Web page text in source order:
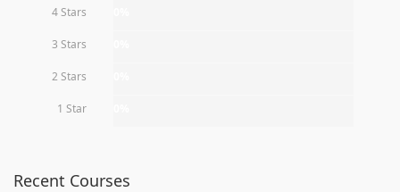
4 Stars
3 Stars
2 Stars
1 Star
Recent Courses